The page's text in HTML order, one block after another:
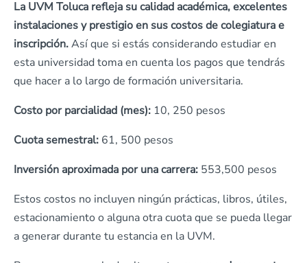
La UVM Toluca refleja su calidad académica, excelentes
instalaciones y prestigio en sus costos de colegiatura e
inscripción.Así que si estás considerando estudiar en
esta universidad toma en cuenta los pagos que tendrás
que hacer a lo largo de formación universitaria.
Costo por parcialidad (mes): 10, 250 pesos
Cuota semestral: 61, 500 pesos
Inversión aproximada por una carrera: 553,500 pesos
Estos costos no incluyen ningún prácticas, libros, útiles,
estacionamiento o alguna otra cuota que se pueda llegar
a generar durante tu estancia en la UVM.